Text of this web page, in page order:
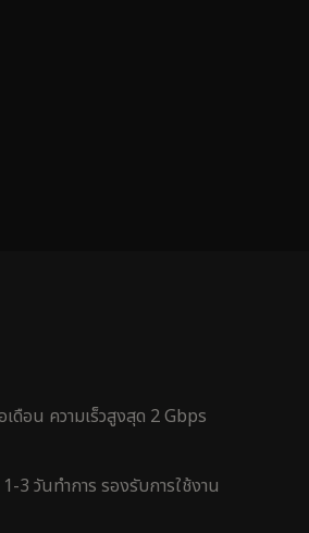
ดือน ความเร็วสูงสุด 2 Gbps
1-3 วันทำการ รองรับการใช้งาน